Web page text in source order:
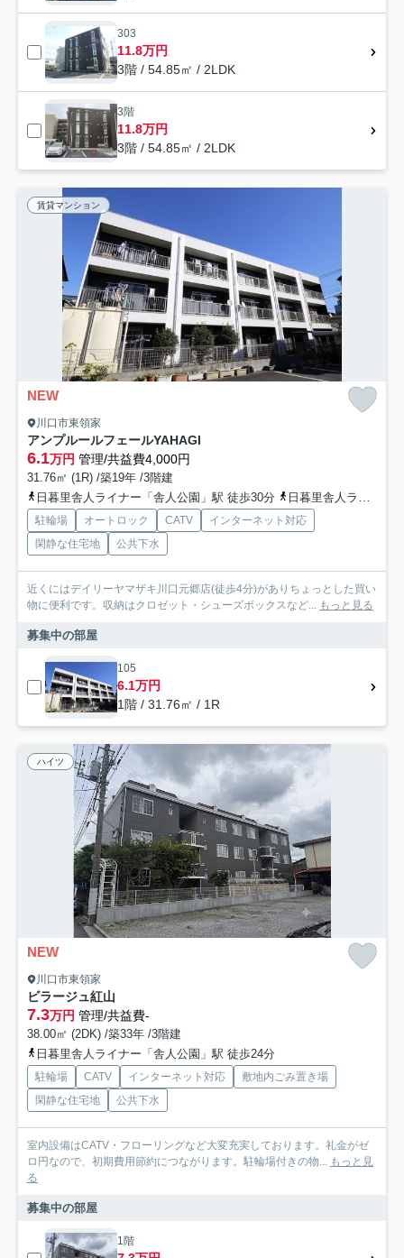
303
11.8万円
3階 / 54.85㎡ / 2LDK
3階
11.8万円
3階 / 54.85㎡ / 2LDK
賃貸マンション
NEW
川口市東領家
アンプルールフェールYAHAGI
6.1万円 管理/共益費4,000円
31.76㎡ (1R) /築19年 /3階建
日暮里舎人ライナー「舎人公園」駅 徒歩30分
日暮里舎人ライナー「舎人」駅 徒歩30分
駐輪場 オートロック CATV
インターネット対応
閑静な住宅地
公共下水
近くにはデイリーヤマザキ川口元郷店(徒歩4分)がありちょっとした買い
物に便利です。収納はクロゼット・シューズボックスなど... もっと見る
募集中の部屋
105
6.1万円
1階 / 31.76㎡ / 1R
ハイツ
NEW
川口市東領家
ビラージュ紅山
7.3万円 管理/共益費-
38.00㎡ (2DK) /築33年 /3階建
日暮里舎人ライナー「舎人公園」駅 徒歩24分
駐輪場 CATV インターネット対応
敷地内ごみ置き場
閑静な住宅地
公共下水
室内設備はCATV・フローリングなど大変充実しております。礼金がゼ
ロ円なので、初期費用節約につながります。駐輪場付きの物... もっと見
る
募集中の部屋
1階